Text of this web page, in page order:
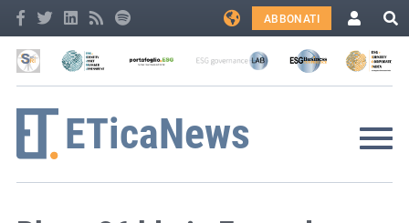
ABBONATI